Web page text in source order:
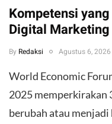
Kompetensi
Digital
By Redaksi Agustus 6, 2026
World Economic
2025 memperkirakan
berubah atau